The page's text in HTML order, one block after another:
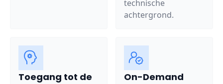
technische
achtergrond.
Toegang tot de
On-Demand